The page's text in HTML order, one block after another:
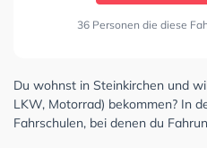
36 Personen die diese
Du wohnst in Steinkirchen und
LKW, Motorrad) bekommen? In
Fahrschulen, bei denen du